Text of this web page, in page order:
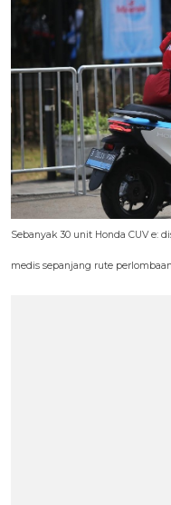
Sebanyak 30 unit Honda CUV e:
medis sepanjang rute